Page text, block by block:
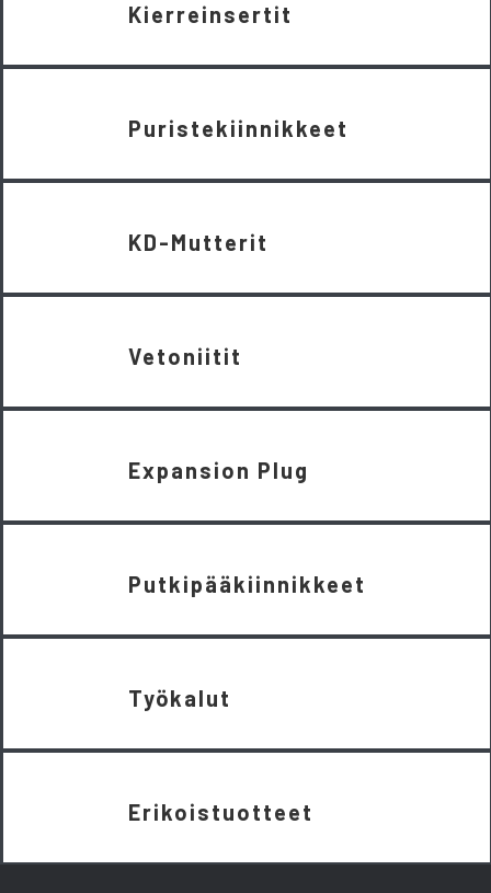
Kierreinsertit
Puristekiinnikkeet
KD-Mutterit
Vetoniitit
Expansion Plug
Putkipääkiinnikkeet
Työkalut
Erikoistuotteet